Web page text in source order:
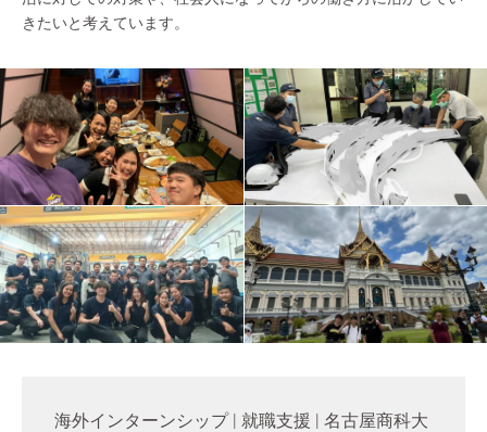
きたいと考えています。
海外インターンシップ | 就職支援 | 名古屋商科大